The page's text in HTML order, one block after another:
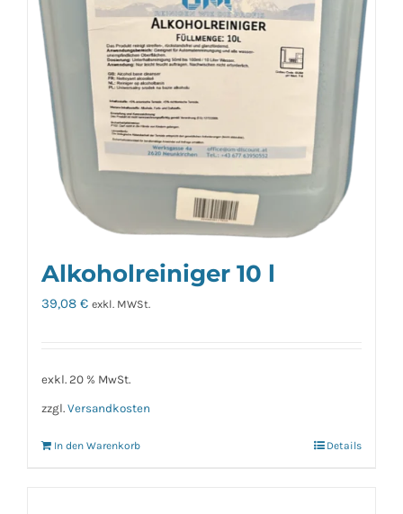
Alkoholreiniger 10 l
39,08 € exkl. MWSt.
exkl. 20 % MwSt.
zzgl. Versandkosten
In den Warenkorb Details